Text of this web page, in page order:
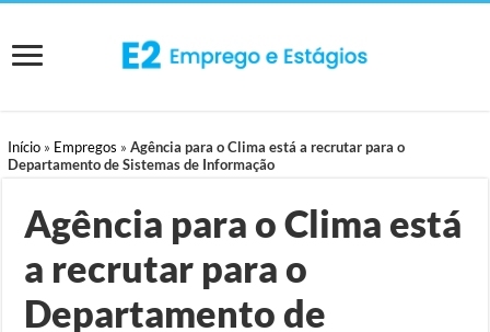
Início » Empregos »Agência para o Clima está a recrutar para o
Departamento de Sistemas de Informação
Agência para o Clima está
a recrutar para o
Departamento de